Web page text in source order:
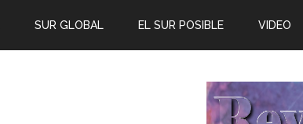
SUR GLOBAL EL SUR POSIBLE VIDEO